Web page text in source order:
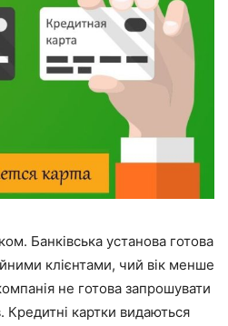
Банківська установа готова
клієнтами, чий вік менше
не готова запрошувати
Кредитні картки видаються